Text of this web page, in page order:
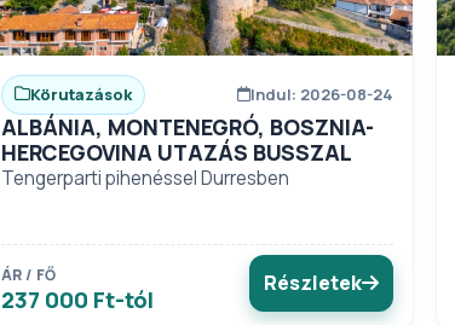
Körutazások Indul: 2026-08-24
ALBÁNIA, MONTENEGRÓ, BOSZNIA-
HERCEGOVINA UTAZÁS BUSSZAL
Tengerparti pihenéssel Durresben
ÁR / FŐ
237 000 Ft-tól
Részletek